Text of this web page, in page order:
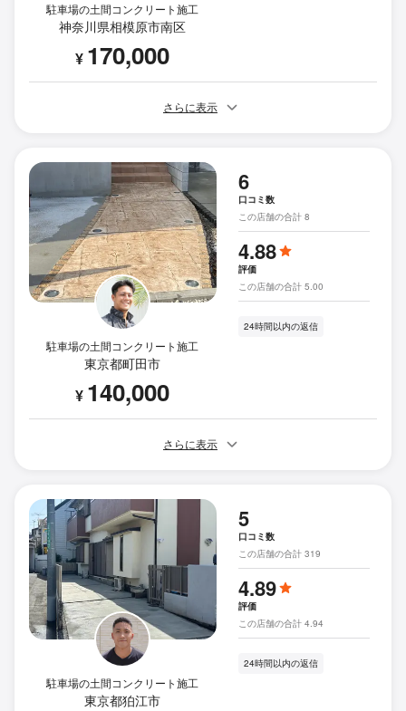
駐車場の土間コンクリート施工
神奈川県相模原市南区
¥ 170,000
さらに表示
駐車場の土間コンクリート施工
東京都町田市
¥ 140,000
6
口コミ数
この店舗の合計 8
4.88
評価
この店舗の合計 5.00
24時間以内の返信
さらに表示
駐車場の土間コンクリート施工
東京都狛江市
5
口コミ数
この店舗の合計 319
4.89
評価
この店舗の合計 4.94
24時間以内の返信